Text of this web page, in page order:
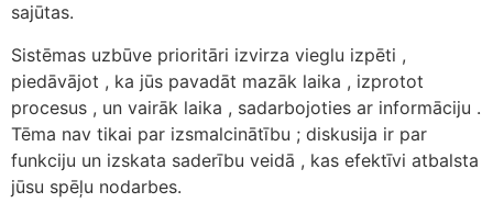
sajūtas.
Sistēmas uzbūve prioritāri izvirza vieglu izpēti ,
piedāvājot , ka jūs pavadāt mazāk laika , izprotot
procesus , un vairāk laika , sadarbojoties ar informāciju .
Tēma nav tikai par izsmalcinātību ; diskusija ir par
funkciju un izskata saderību veidā , kas efektīvi atbalsta
jūsu spēļu nodarbes.